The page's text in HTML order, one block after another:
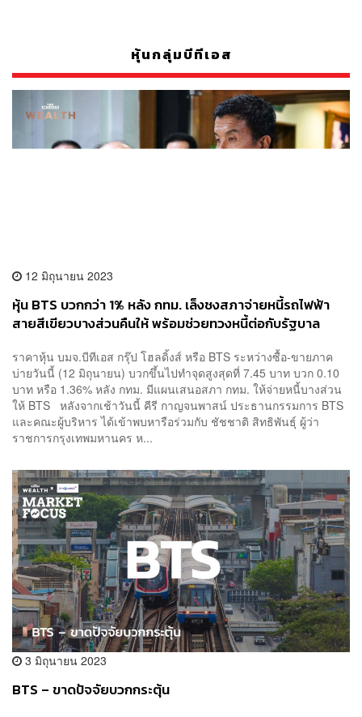
หุ้นกลุ่มบีทีเอส
12 มิถุนายน 2023
หุ้น BTS บวกกว่า 1% หลัง กทม. เล็งชงสภาจ่ายหนี้รถไฟฟ้า
สายสีเขียวบางส่วนคืนให้ พร้อมช่วยทวงหนี้ต่อกับรัฐบาล
ราคาหุ้น บมจ.บีทีเอส กรุ๊ป โฮลดิ้งส์ หรือ BTS ระหว่างซื้อ-ขายภาค
บ่ายวันนี้ (12 มิถุนายน) บวกขึ้นไปทำจุดสูงสุดที่ 7.45 บาท บวก 0.10
บาท หรือ 1.36% หลัง กทม. มีแผนเสนอสภา กทม. ให้จ่ายหนี้บางส่วน
ให้ BTS หลังจากเช้าวันนี้ คีรี กาญจนพาสน์ ประธานกรรมการ BTS
และคณะผู้บริหาร ได้เข้าพบหารือร่วมกับ ชัชชาติ สิทธิพันธุ์ ผู้ว่า
ราชการกรุงเทพมหานคร ห...
3 มิถุนายน 2023
BTS – ขาดปัจจัยบวกกระตุ้น